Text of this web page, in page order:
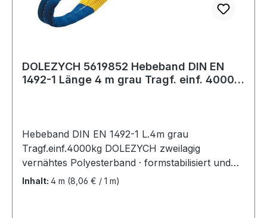
DOLEZYCH 5619852 Hebeband DIN EN
1492-1 Länge 4 m grau Tragf. einf. 4000
Hebeband DIN EN 1492-1 L.4m grau
Tragf.einf.4000kg DOLEZYCH zweilagig
vernähtes Polyesterband · formstabilisiert und
imprägniert · Sicherheitsfaktor 7:1 ·
Inhalt: 4 m (8,06 € / 1 m)